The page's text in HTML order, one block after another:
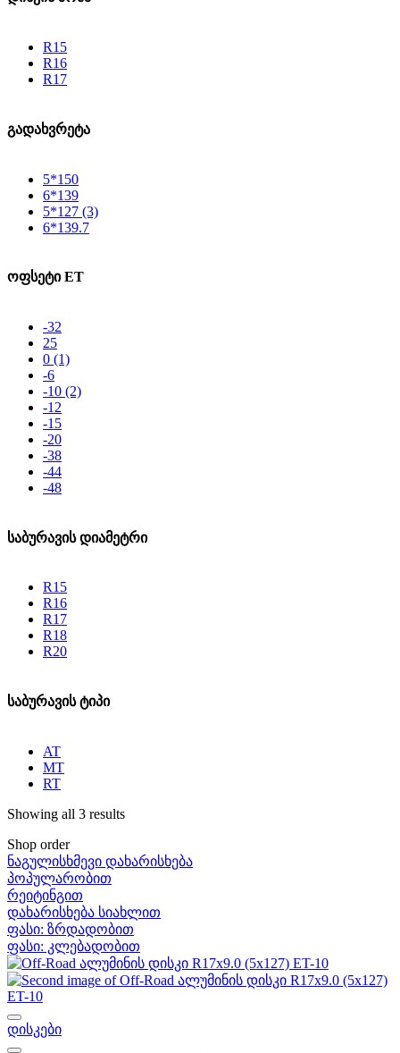
R15
R16
R17
გადახვრეტა
5*150
6*139
5*127 (3)
6*139.7
ოფსეტი ET
-32
25
0 (1)
-6
-10 (2)
-12
-15
-20
-38
-44
-48
საბურავის დიამეტრი
R15
R16
R17
R18
R20
საბურავის ტიპი
AT
MT
RT
Showing all 3 results
Shop order
ნაგულისხმევი დახარისხება
პოპულარობით
რეიტინგით
დახარისხება სიახლით
ფასი: ზრდადობით
ფასი: კლებადობით
დისკები